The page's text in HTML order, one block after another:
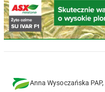
Anna Wysoczańska